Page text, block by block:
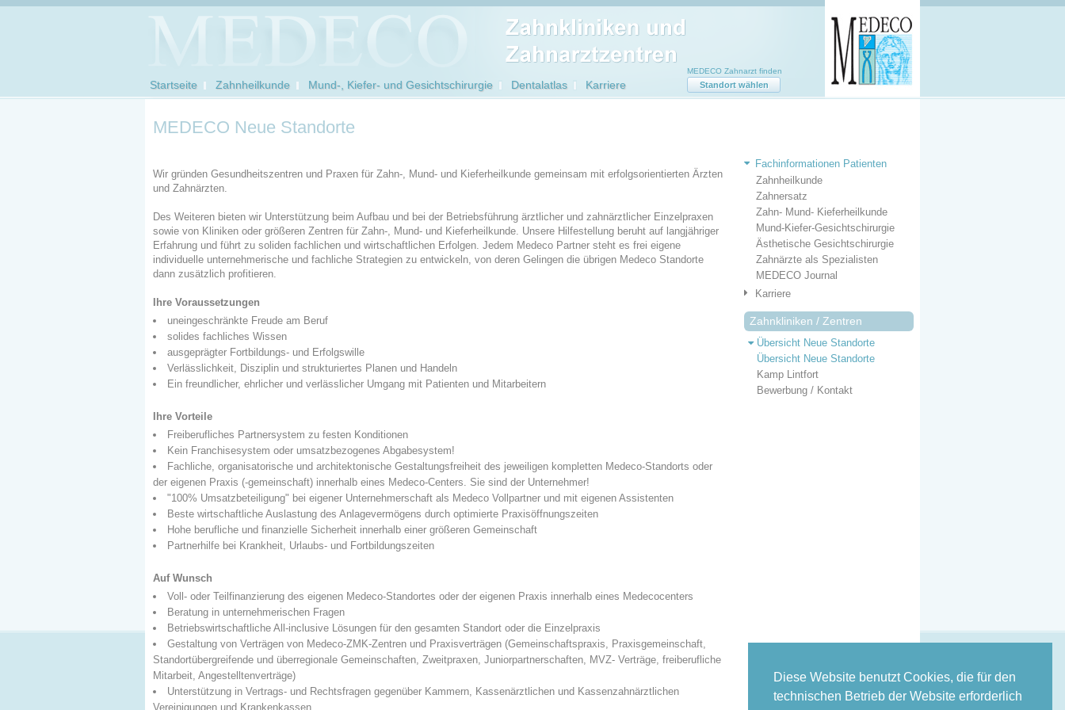
Diese Website benutzt Cookies, die für den
technischen Betrieb der Website erforderlich
Startseite Zahnheilkunde Mund-, Kiefer- und Gesichtschirurgie Dentalatlas Karriere
MEDECO Zahnarzt finden
Standort wählen
MEDECO Neue Standorte
Wir gründen Gesundheitszentren und Praxen für Zahn-, Mund- und Kieferheilkunde gemeinsam mit erfolgsorientierten Ärzten
und Zahnärzten.
Des Weiteren bieten wir Unterstützung beim Aufbau und bei der Betriebsführung ärztlicher und zahnärztlicher Einzelpraxen
sowie von Kliniken oder größeren Zentren für Zahn-, Mund- und Kieferheilkunde. Unsere Hilfestellung beruht auf langjähriger
Erfahrung und führt zu soliden fachlichen und wirtschaftlichen Erfolgen. Jedem Medeco Partner steht es frei eigene
individuelle unternehmerische und fachliche Strategien zu entwickeln, von deren Gelingen die übrigen Medeco Standorte
dann zusätzlich profitieren.
Ihre Voraussetzungen
uneingeschränkte Freude am Beruf
solides fachliches Wissen
ausgeprägter Fortbildungs- und Erfolgswille
Verlässlichkeit, Disziplin und strukturiertes Planen und Handeln
Ein freundlicher, ehrlicher und verlässlicher Umgang mit Patienten und Mitarbeitern
Ihre Vorteile
Freiberufliches Partnersystem zu festen Konditionen
Kein Franchisesystem oder umsatzbezogenes Abgabesystem!
Fachliche, organisatorische und architektonische Gestaltungsfreiheit des jeweiligen kompletten Medeco-Standorts oder
der eigenen Praxis (-gemeinschaft) innerhalb eines Medeco-Centers. Sie sind der Unternehmer!
"100% Umsatzbeteiligung" bei eigener Unternehmerschaft als Medeco Vollpartner und mit eigenen Assistenten
Beste wirtschaftliche Auslastung des Anlagevermögens durch optimierte Praxisöffnungszeiten
Hohe berufliche und finanzielle Sicherheit innerhalb einer größeren Gemeinschaft
Partnerhilfe bei Krankheit, Urlaubs- und Fortbildungszeiten
Auf Wunsch
Voll- oder Teilfinanzierung des eigenen Medeco-Standortes oder der eigenen Praxis innerhalb eines Medecocenters
Beratung in unternehmerischen Fragen
Betriebswirtschaftliche All-inclusive Lösungen für den gesamten Standort oder die Einzelpraxis
Gestaltung von Verträgen von Medeco-ZMK-Zentren und Praxisverträgen (Gemeinschaftspraxis, Praxisgemeinschaft,
Standortübergreifende und überregionale Gemeinschaften, Zweitpraxen, Juniorpartnerschaften, MVZ- Verträge, freiberufliche
Mitarbeit, Angestelltenverträge)
Unterstützung in Vertrags- und Rechtsfragen gegenüber Kammern, Kassenärztlichen und Kassenzahnärztlichen
Vereinigungen und Krankenkassen
Fachinformationen Patienten
Zahnheilkunde
Zahnersatz
Zahn- Mund- Kieferheilkunde
Mund-Kiefer-Gesichtschirurgie
Ästhetische Gesichtschirurgie
Zahnärzte als Spezialisten
MEDECO Journal
Karriere
Zahnkliniken / Zentren
Übersicht Neue Standorte
Übersicht Neue Standorte
Kamp Lintfort
Bewerbung / Kontakt